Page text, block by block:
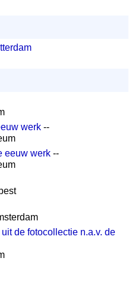
werk --
eeuw werk --
de fotocollectie n.a.v. de